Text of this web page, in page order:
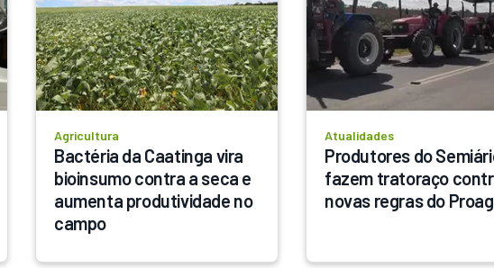
Agricultura
Bactéria da Caatinga vira
bioinsumo contra a seca e
aumenta produtividade no
campo
Atualidades
Produtores do
fazem tratoraço
novas regras do